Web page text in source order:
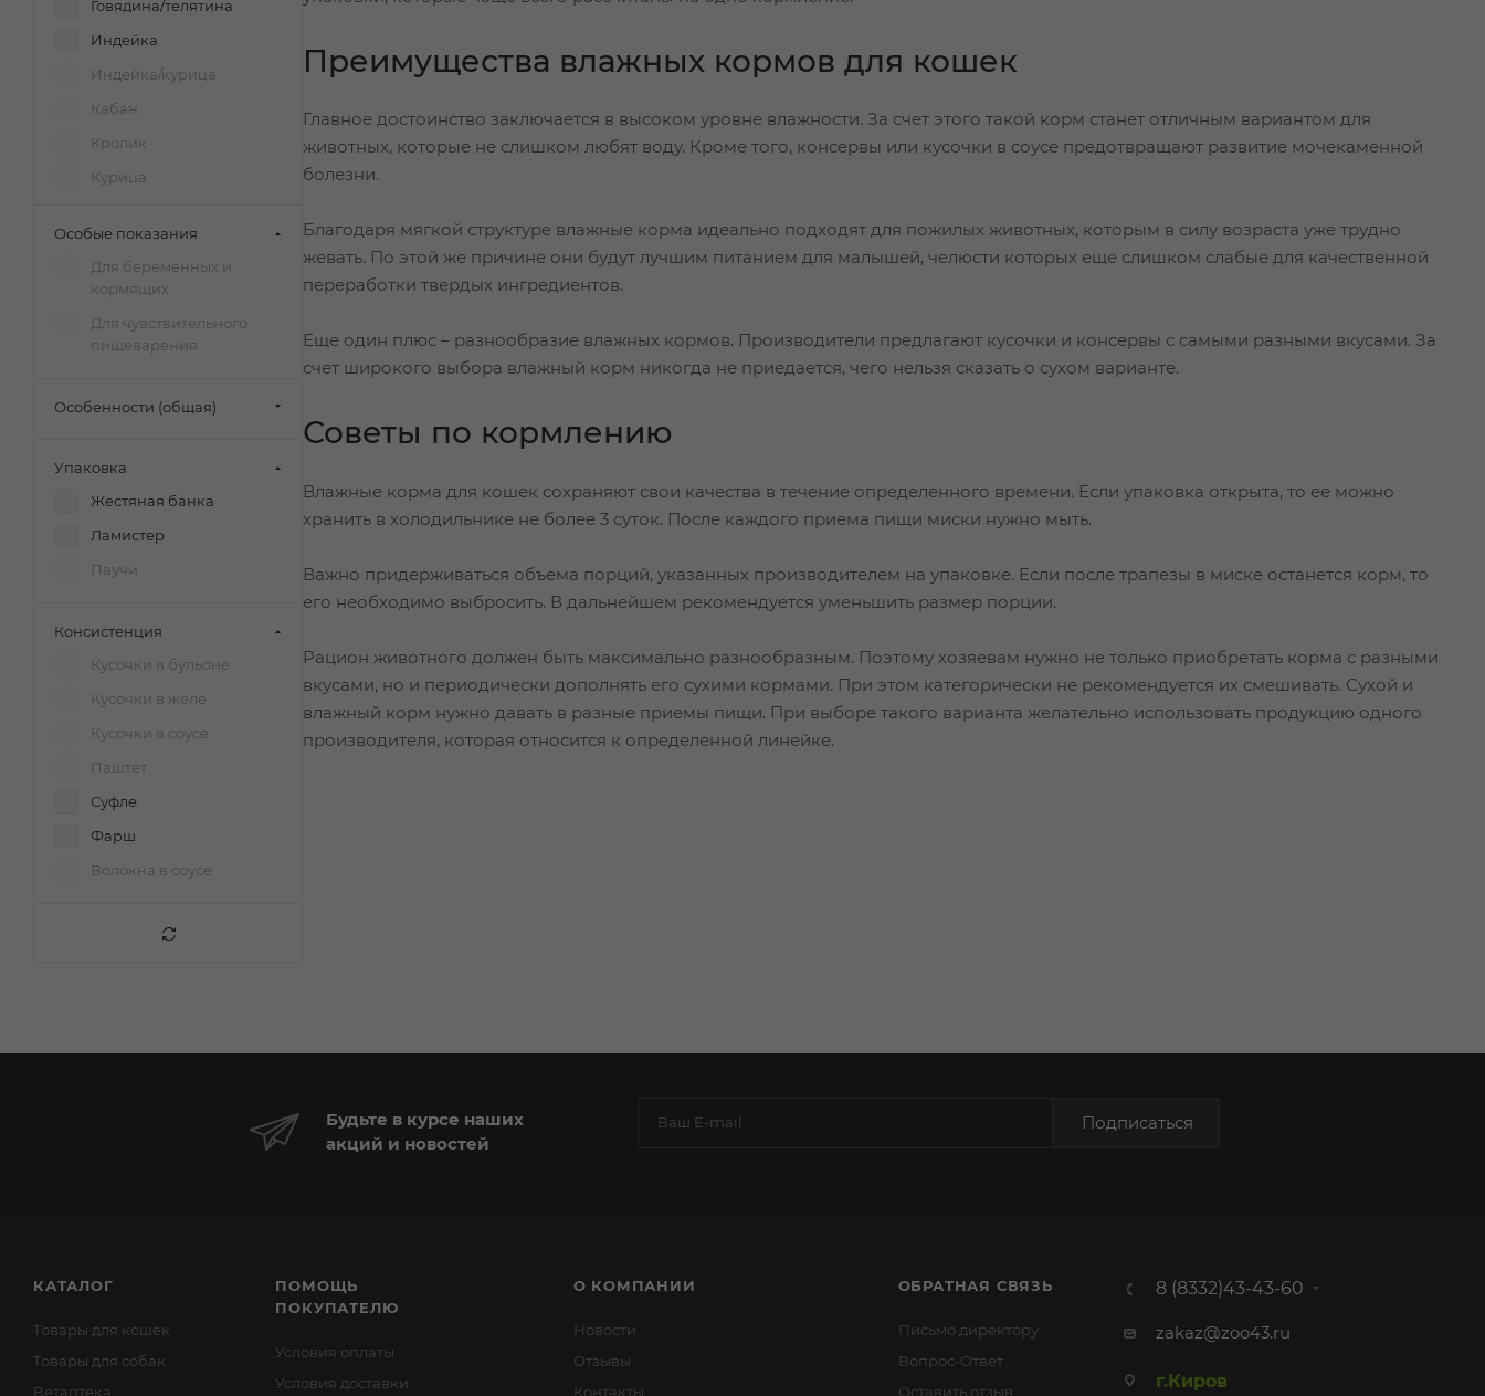
Преимущества влажных кормов для кошек
Главное достоинство заключается в высоком уровне влажности. За счет этого такой корм станет отличным вариантом для
животных, которые не слишком любят воду. Кроме того, консервы или кусочки в соусе предотвращают развитие мочекаменной
болезни.
Благодаря мягкой структуре влажные корма идеально подходят для пожилых животных, которым в силу возраста уже трудно
жевать. По этой же причине они будут лучшим питанием для малышей, челюсти которых еще слишком слабые для качественной
переработки твердых ингредиентов.
Еще один плюс – разнообразие влажных кормов. Производители предлагают кусочки и консервы с самыми разными вкусами. За
счет широкого выбора влажный корм никогда не приедается, чего нельзя сказать о сухом варианте.
Советы по кормлению
Влажные корма для кошек сохраняют свои качества в течение определенного времени. Если упаковка открыта, то ее можно
хранить в холодильнике не более 3 суток. После каждого приема пищи миски нужно мыть.
Важно придерживаться объема порций, указанных производителем на упаковке. Если после трапезы в миске останется корм, то
его необходимо выбросить. В дальнейшем рекомендуется уменьшить размер порции.
Рацион животного должен быть максимально разнообразным. Поэтому хозяевам нужно не только приобретать корма с разными
вкусами, но и периодически дополнять его сухими кормами. При этом категорически не рекомендуется их смешивать. Сухой и
влажный корм нужно давать в разные приемы пищи. При выборе такого варианта желательно использовать продукцию одного
производителя, которая относится к определенной линейке.
Ферма кота Федора
Четвероногий гурман
Говядина/телятина
Индейка
Индейка/курица
Кабан
Кролик
Курица
Мясное ассорти
Перепел
Треска
Рыба
Креветки
Особые показания
Для беременных и
кормящих
Для чувствительного
пищеварения
Особенности (общая)
Упаковка
Жестяная банка
Ламистер
Паучи
Консистенция
Кусочки в бульоне
Кусочки в желе
Кусочки в соусе
Паштет
Суфле
Фарш
Волокна в соусе
Будьте в курсе наших
акций и новостей
Подписаться
КАТАЛОГ
Товары для кошек
Товары для собак
Ветаптека
ПОМОЩЬ
ПОКУПАТЕЛЮ
Условия оплаты
Условия доставки
О КОМПАНИИ
Новости
Отзывы
Контакты
ОБРАТНАЯ СВЯЗЬ
Письмо директору
Вопрос-Ответ
Оставить отзыв
8 (8332)43-43-60
zakaz@zoo43.ru
г.Киров